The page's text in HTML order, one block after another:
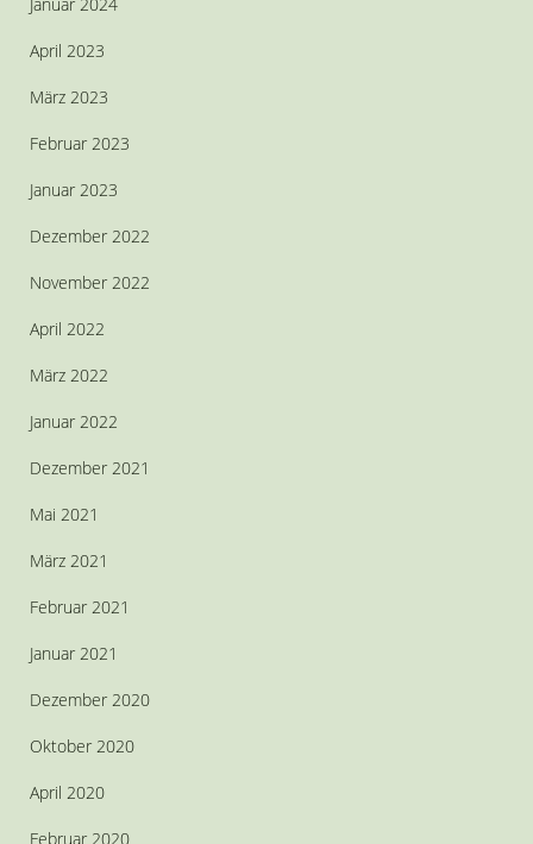
April 2023
März 2023
Februar 2023
Januar 2023
Dezember 2022
November 2022
April 2022
März 2022
Januar 2022
Dezember 2021
Mai 2021
März 2021
Februar 2021
Januar 2021
Dezember 2020
Oktober 2020
April 2020
Februar 2020